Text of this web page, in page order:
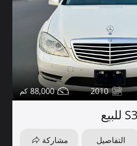
2010
88,000
التفاصيل مشاركة